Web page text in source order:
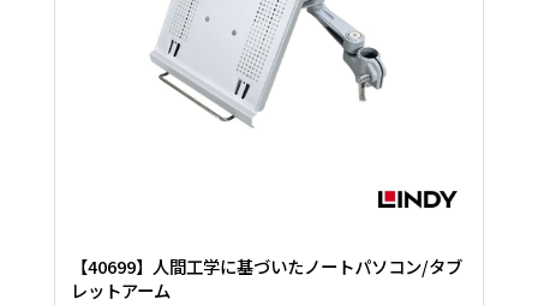
【40699】人間工学に基づいたノートパソコン/タブ
レットアーム